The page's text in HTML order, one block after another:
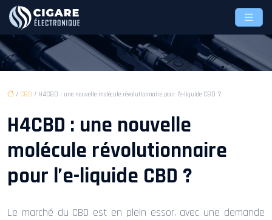
/ CBD / H4CBD : une nouvelle molécule révolutionnaire pour l’e-liquide CBD ?
H4CBD : une nouvelle
molécule révolutionnaire
pour l’e-liquide CBD ?
Le marché du CBD est en plein essor, avec une demande